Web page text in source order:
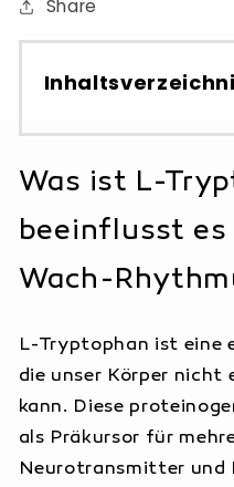
Share
Was ist L-
beeinflusst es
Rhythmus?
Der
Die
Verbesserung
MIROMI L-
Natürliche
Was ist L-
beeinflusst
Wach-
L-Tryptophan ist eine
die unser Körper nicht
kann. Diese
als Präkursor für
Neurotransmitter und